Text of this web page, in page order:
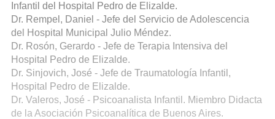
Infantil del Hospital Pedro de Elizalde.
Dr. Rempel, Daniel - Jefe del Servicio de Adolescencia
del Hospital Municipal Julio Méndez.
Dr. Rosón, Gerardo - Jefe de Terapia Intensiva del
Hospital Pedro de Elizalde.
Dr. Sinjovich, José - Jefe de Traumatología Infantil,
Hospital Pedro de Elizalde.
Dr. Valeros, José - Psicoanalista Infantil. Miembro Didacta
de la Asociación Psicoanalítica de Buenos Aires.